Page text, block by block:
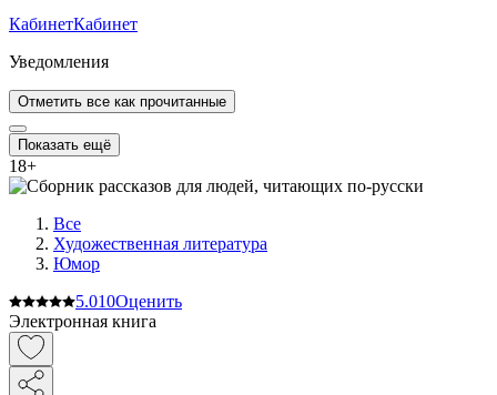
КабинетКабинет
Уведомления
Отметить все как прочитанные
Показать ещё
18+
Все
Художественная литература
Юмор
5.010Оценить
Электронная книга